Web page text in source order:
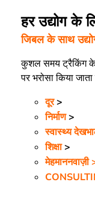
हर उद्योग के
जिबल के साथ
कुशल समय ट्रैकिंग के
पर भरोसा किया
दूर>
निर्माण>
स्वास्थ्य
शिक्षा>
मेहमाननवाज़ी